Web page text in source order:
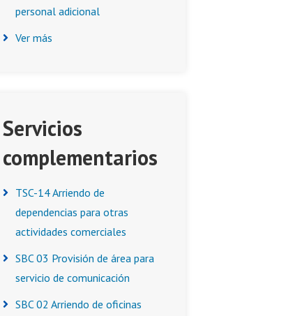
personal adicional
Ver más
Servicios
complementarios
TSC-14 Arriendo de
dependencias para otras
actividades comerciales
SBC 03 Provisión de área para
servicio de comunicación
SBC 02 Arriendo de oficinas